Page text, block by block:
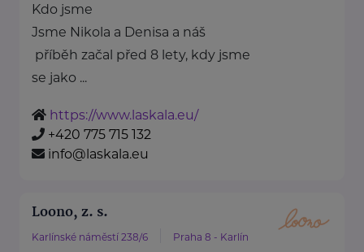
Kdo jsme
Jsme Nikola a Denisa a náš
příběh začal před 8 lety, kdy jsme
se jako ...
https://www.laskala.eu/
+420 775 715 132
info@laskala.eu
Loono, z. s.
Karlínské náměstí 238/6 Praha 8 - Karlín